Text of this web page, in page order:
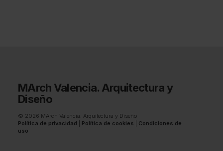
MArch Valencia. Arquitectura y
Diseño
© 2026 MArch Valencia. Arquitectura y Diseño
Política de privacidad
Política de cookies
Condiciones de
uso